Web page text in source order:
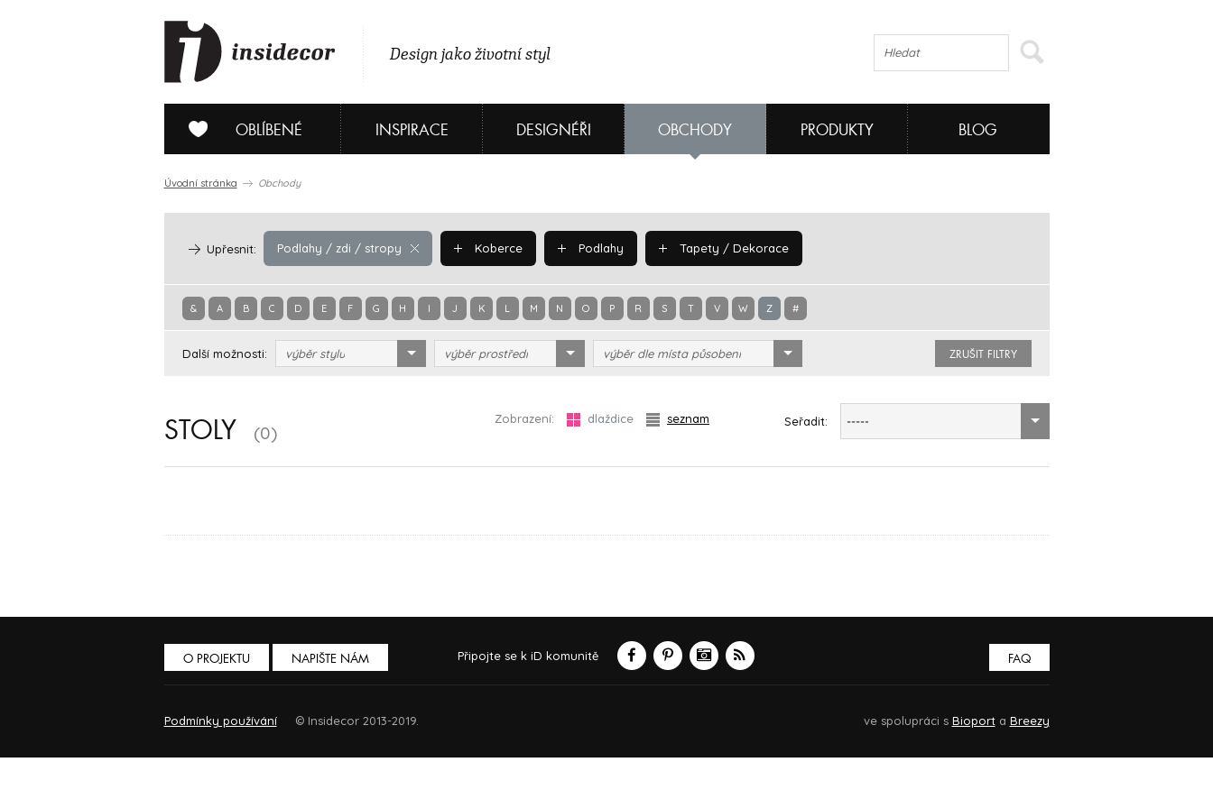
Design jako životní styl
OBLÍBENÉ INSPIRACE DESIGNÉŘI OBCHODY PRODUKTY BLOG
Úvodní stránka Obchody
Podlahy / zdi / stropy
Upřesnit: Koberce Podlahy Tapety / Dekorace
& A B C D E F G H I J K L M N O P R S T V W Z #
Další možnosti: výběr stylu výběr prostředí výběr dle místa působení ZRUŠIT FILTRY
STOLY (0)
Zobrazení: dlaždice seznam Seřadit: -----
O PROJEKTU NAPIŠTE NÁM Připojte se k iD komunitě FAQ
Podmínky používání © Insidecor 2013-2019. ve spolupráci s Bioporta Breezy